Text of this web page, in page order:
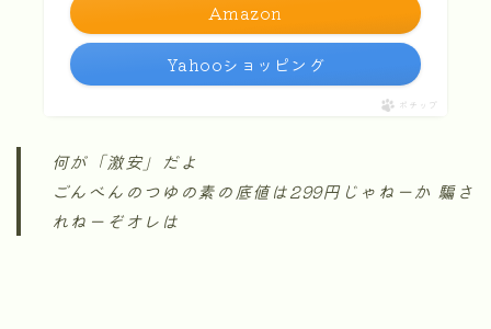
Amazon
Yahooショッピング
ポチップ
何が「激安」だよ
ごんべんのつゆの素の底値は299円じゃねーか 騙さ
れねーぞオレは